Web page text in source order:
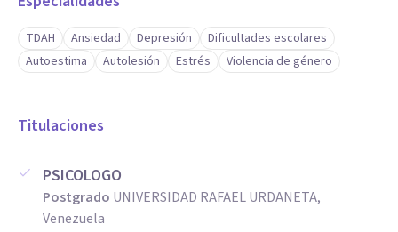
TDAH Ansiedad Depresión
Dificultades escolares
Autoestima
Autolesión Estrés Violencia de género
Titulaciones
PSICOLOGO
Postgrado UNIVERSIDAD RAFAEL URDANETA,
Venezuela